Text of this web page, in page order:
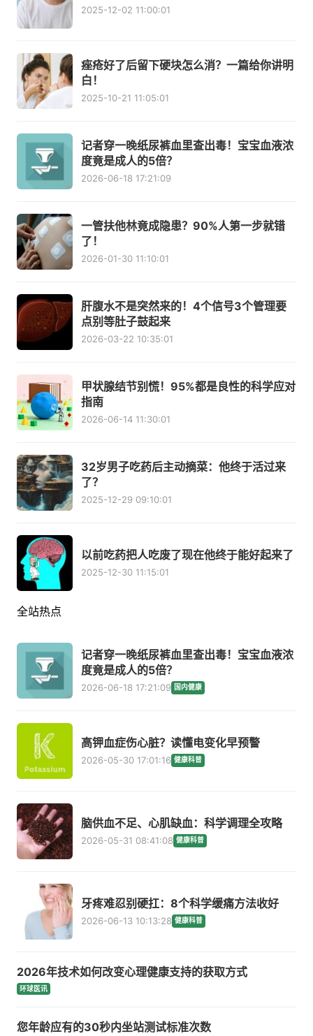
2025-12-02 11:00:01
痤疮好了后留下硬块怎么消？一篇给你讲明
白！
2025-10-21 11:05:01
记者穿一晚纸尿裤血里查出毒！宝宝血液浓
度竟是成人的5倍？
2026-06-18 17:21:09
一管扶他林竟成隐患？90%人第一步就错
了！
2026-01-30 11:10:01
肝腹水不是突然来的！4个信号3个管理要
点别等肚子鼓起来
2026-03-22 10:35:01
甲状腺结节别慌！95%都是良性的科学应对
指南
2026-06-14 11:30:01
32岁男子吃药后主动摘菜：他终于活过来
了？
2025-12-29 09:10:01
以前吃药把人吃废了现在他终于能好起来了
2025-12-30 11:15:01
全站热点
记者穿一晚纸尿裤血里查出毒！宝宝血液浓
度竟是成人的5倍？
2026-06-18 17:21:09 国内健康
高钾血症伤心脏？读懂电变化早预警
2026-05-30 17:01:16 健康科普
脑供血不足、心肌缺血：科学调理全攻略
2026-05-31 08:41:08 健康科普
牙疼难忍别硬扛：8个科学缓痛方法收好
2026-06-13 10:13:28 健康科普
2026年技术如何改变心理健康支持的获取方式
环球医讯
您年龄应有的30秒内坐站测试标准次数